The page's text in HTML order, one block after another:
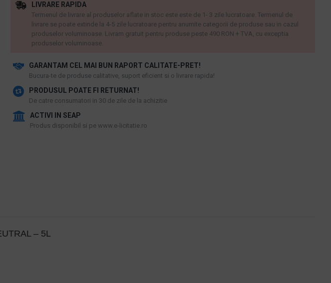
GARANTAM CEL MAI BUN RAPORT CALITATE-PRET!
​Bucura-te de produse calitative, suport eficient si o livrare rapida!
PRODUSUL POATE FI RETURNAT!
De catre consumatori in 30 de zile de la achizitie
ACTIVI IN SEAP
Produs disponibil si pe www.e-licitatie.ro
LIVRARE RAPIDA
Termenul de livrare al produselor aflate in stoc este este de 1- 3 zile lucratoare. Termenul de
livrare se poate extinde la 4-5 zile lucratoare pentru anumite categorii de produse sau in cazul
produselor voluminoase. Livram gratuit pentru produse peste 490 RON + TVA, cu exceptia
produselor voluminoase.
– 5L